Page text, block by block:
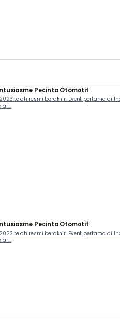
Pecinta Otomotif
telah resmi berakhir. Event pertama
Pecinta Otomotif
telah resmi berakhir. Event pertama